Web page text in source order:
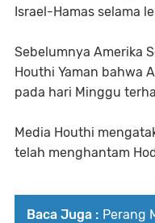
Israel-Hamas selama
Sebelumnya Amerika
Houthi Yaman bahwa
pada hari Minggu
Media Houthi
telah menghantam
Baca Juga : Perang